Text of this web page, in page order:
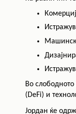
Во
(DeFi) и
Јордан ќе